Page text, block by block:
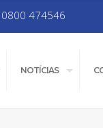
474546
NOTÍCIAS